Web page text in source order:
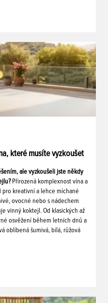
které musíte vyzkoušet
ale vyzkoušeli jste někdy
Přirozená komplexnost vína a
pro kreativní a lehce míchané
ovocné nebo s nádechem
vinný koktejl. Od klasických až
osvěžení během letních dnů a
oblíbená šumivá, bílá, růžová